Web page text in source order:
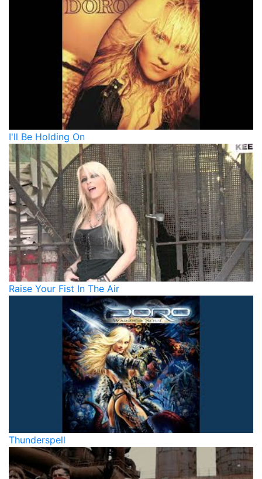
I'll Be Holding On
Raise Your Fist In The Air
Thunderspell